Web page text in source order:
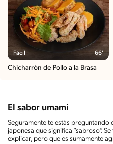
Fácil 66'
Chicharrón de Pollo a la Brasa
El sabor umami
Seguramente te estás preguntando
japonesa que significa “sabroso”.
explicar, pero que es sumamente